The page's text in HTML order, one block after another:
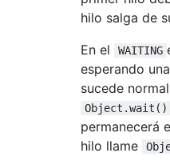
hilo salga de
En el
WAITING
esperando
sucede
Object.wait()
permanecerá
hilo llame